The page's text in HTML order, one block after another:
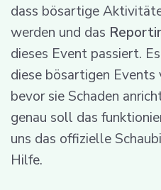
dass bösartige
werden und das
dieses Event passiert.
diese bösartigen Events
bevor sie Schaden
genau soll das
uns das offizielle
Hilfe.